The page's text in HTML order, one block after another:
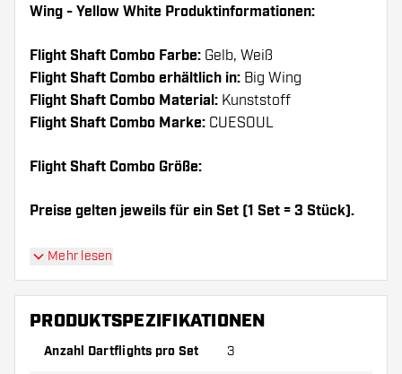
Wing - Yellow White Produktinformationen:
Flight Shaft Combo Farbe: Gelb, Weiß
Flight Shaft Combo erhältlich in: Big Wing
Flight Shaft Combo Material: Kunststoff
Flight Shaft Combo Marke: CUESOUL
Flight Shaft Combo Größe:
Preise gelten jeweils für ein Set (1 Set = 3 Stück).
Dartshopper Tipp!
Shafts. Diese können sich durch Gebrauch
abnutzen oder brechen.
Mehr lesen
PRODUKTSPEZIFIKATIONEN
Anzahl Dartflights pro Set 3